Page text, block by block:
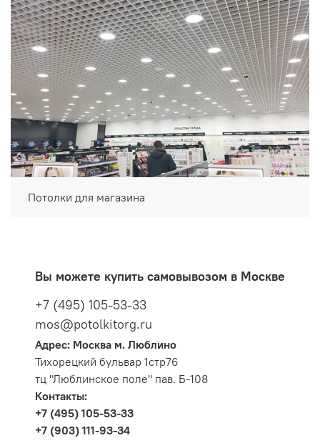
Потолки для магазина
Вы можете купить самовывозом в Москве
+7 (495) 105-53-33
mos@potolkitorg.ru
Адрес: Москва м. Люблино
Тихорецкий бульвар 1стр76
тц "Люблинское поле" пав. Б-108
Контакты:
+7 (495) 105-53-33
+7 (903) 111-93-34